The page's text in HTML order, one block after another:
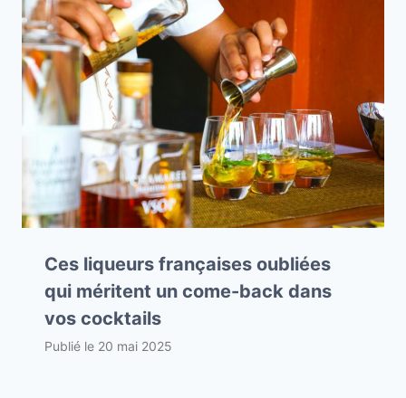
Ces liqueurs françaises oubliées
qui méritent un come-back dans
vos cocktails
Publié le 20 mai 2025